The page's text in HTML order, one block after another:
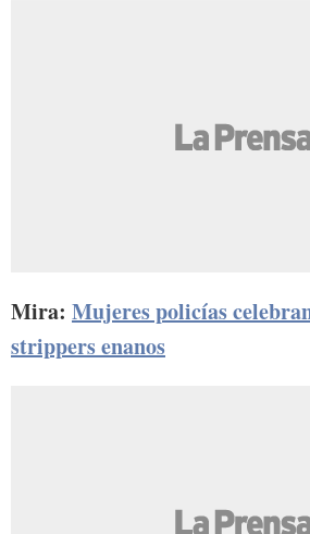
Mira: Mujeres policías
strippers enanos